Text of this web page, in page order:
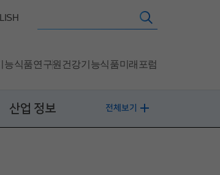
능식품연구원 건강기능식품미래포럼
산업 정보 전체보기